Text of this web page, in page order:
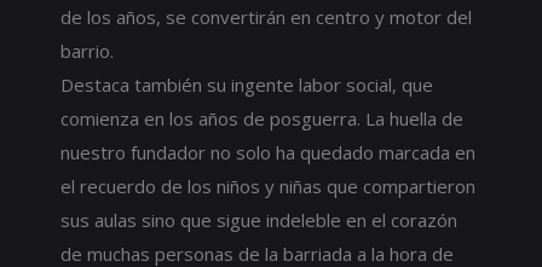
de los años, se convertirán en centro y motor del
barrio.
Destaca también su ingente labor social, que
comienza en los años de posguerra. La huella de
nuestro fundador no solo ha quedado marcada en
el recuerdo de los niños y niñas que compartieron
sus aulas sino que sigue indeleble en el corazón
de muchas personas de la barriada a la hora de